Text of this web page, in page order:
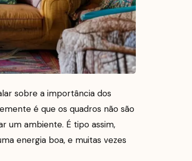
sobre a importância dos
é que os quadros não são
um ambiente. É tipo assim,
energia boa, e muitas vezes